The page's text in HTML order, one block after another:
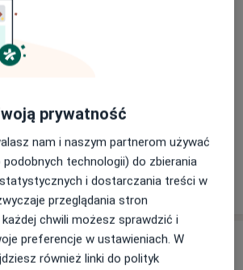
są ceny?
prywatność
nam i naszym partnerom używać
podobnych technologii) do zbierania
i dostarczania treści w
przeglądania stron
chwili możesz sprawdzić i
preferencje w ustawieniach. W
również linki do polityk